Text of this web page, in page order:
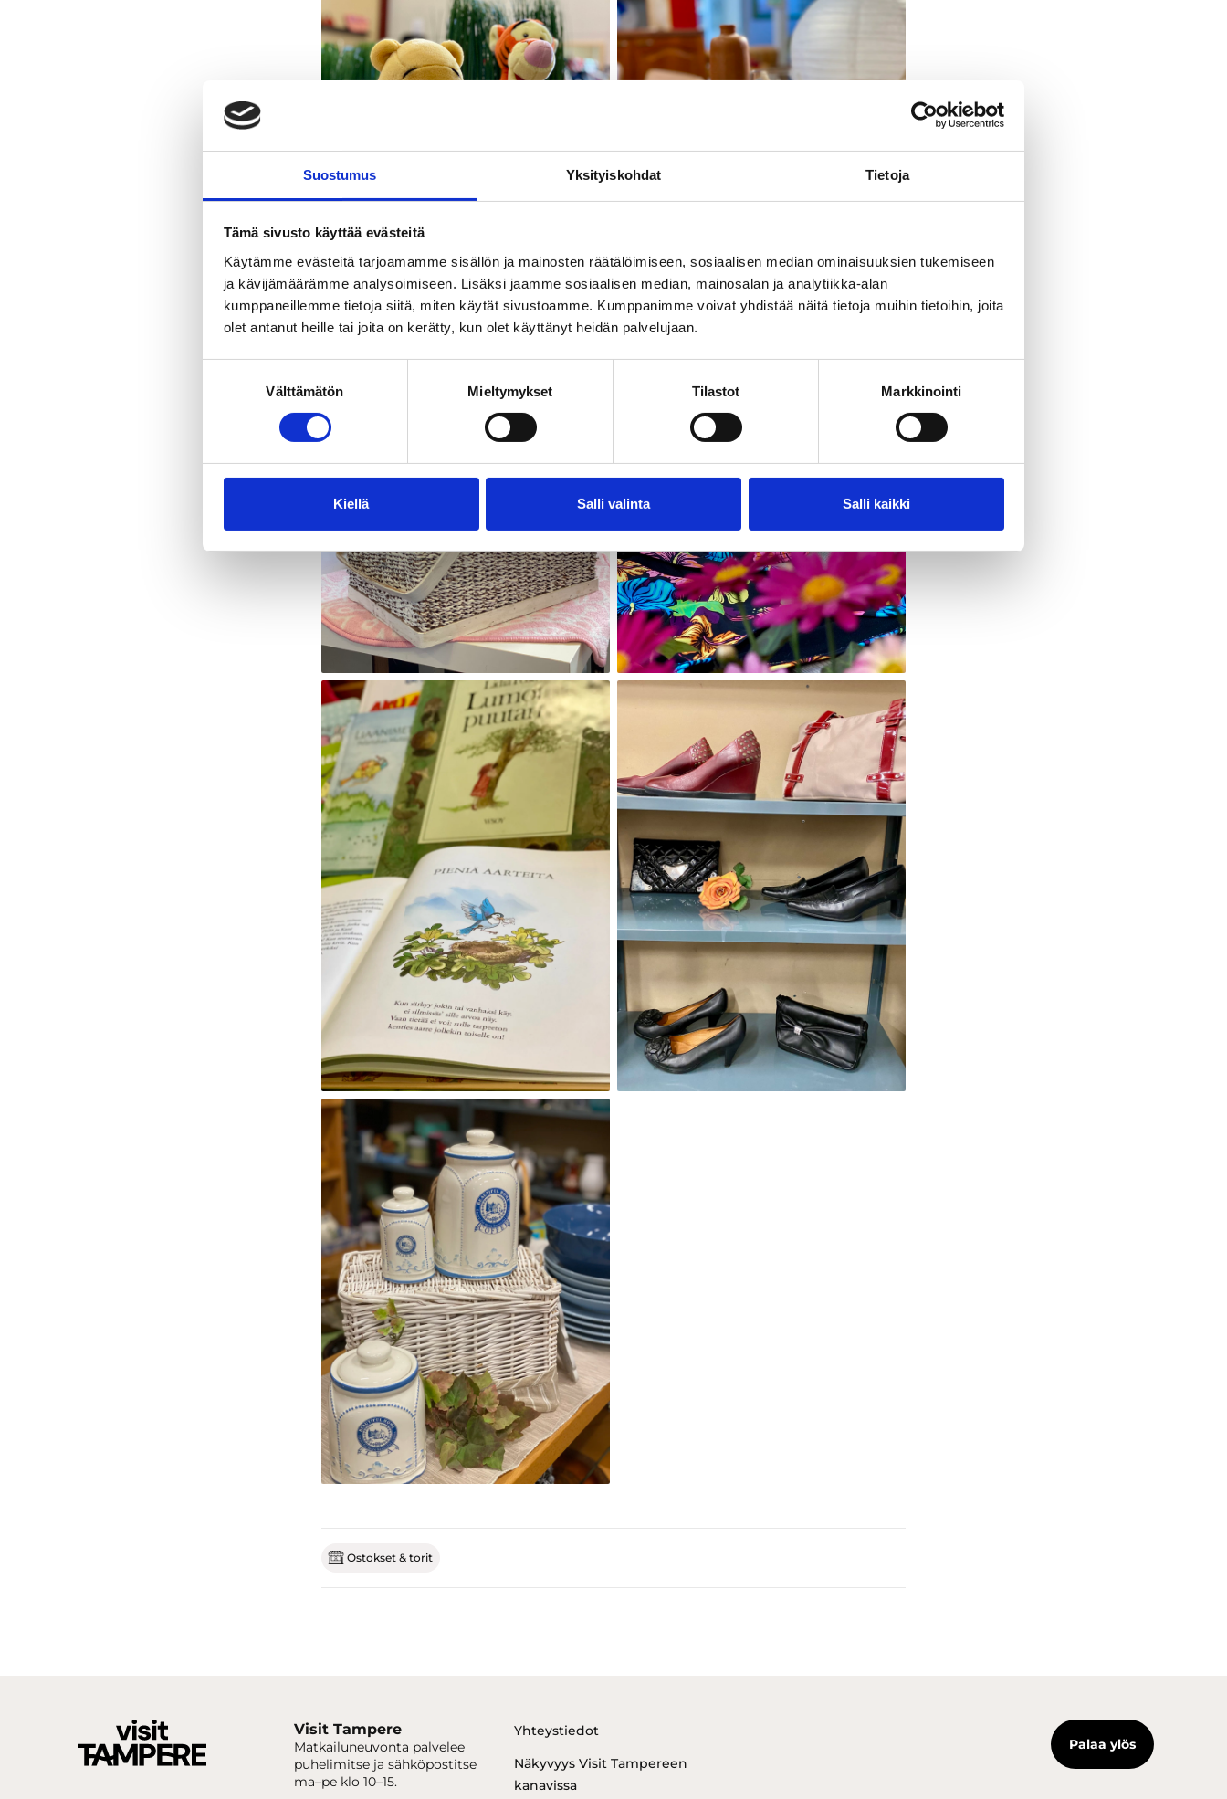
Suostumus Yksityiskohdat Tietoja
Tämä sivusto käyttää evästeitä
Käytämme evästeitä tarjoamamme sisällön ja mainosten räätälöimiseen, sosiaalisen median ominaisuuksien tukemiseen
ja kävijämäärämme analysoimiseen. Lisäksi jaamme sosiaalisen median, mainosalan ja analytiikka-alan
kumppaneillemme tietoja siitä, miten käytät sivustoamme. Kumppanimme voivat yhdistää näitä tietoja muihin tietoihin, joita
olet antanut heille tai joita on kerätty, kun olet käyttänyt heidän palvelujaan.
Välttämätön Mieltymykset Tilastot Markkinointi
Kiellä Salli valinta Salli kaikki
Ostokset & torit
Visit Tampere
Matkailuneuvonta palvelee
puhelimitse ja sähköpostitse
ma–pe klo 10–15.
Yhteystiedot
Näkyvyys Visit Tampereen
kanavissa
Palaa ylös